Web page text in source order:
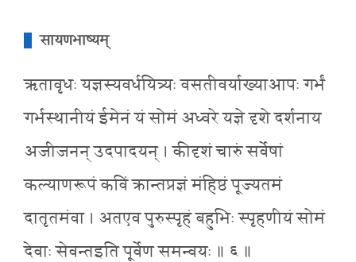
सायणभाष्यम्
ऋतावृधः यज्ञस्यवर्धयित्र्यः वसतीवर्याख्याआपः गर्भं
गर्भस्थानीयं ईमेनं यं सोमं अध्वरे यज्ञे दृशे दर्शनाय
अजीजनन् उदपादयन् । कीदृशं चारुं सर्वेषां
कल्याणरूपं कविं क्रान्तप्रज्ञं मंहिष्ठं पूज्यतमं
दातृतमंवा । अतएव पुरुस्पृहं बहुभिः स्पृहणीयं सोमं
देवाः सेवन्तइति पूर्वेण समन्वयः ॥ ६ ॥